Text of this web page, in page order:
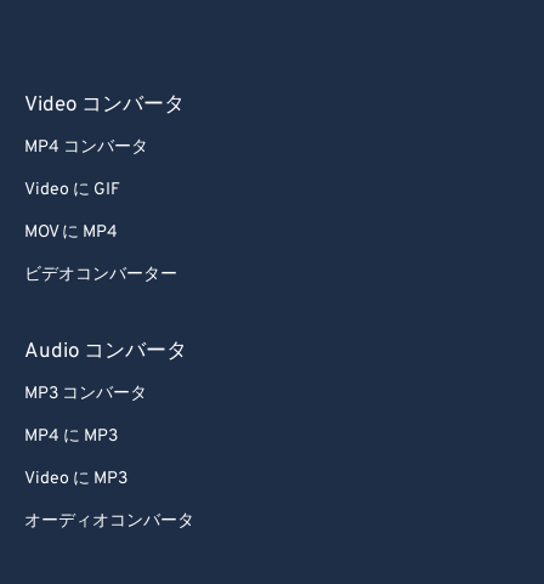
Video コンバータ
MP4 コンバータ
Video に GIF
MOV に MP4
ビデオコンバーター
Audio コンバータ
MP3 コンバータ
MP4 に MP3
Video に MP3
オーディオコンバータ